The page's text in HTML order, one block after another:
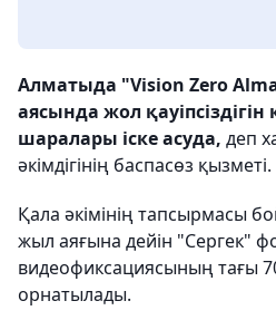
Алматыда "Vision Zero
аясында жол
шаралары іске асуда, деп
әкімдігінің баспасөз қызметі.
Қала әкімінің тапсырмасы
жыл аяғына дейін "Сергек"
видеофиксациясының тағы
орнатылады.